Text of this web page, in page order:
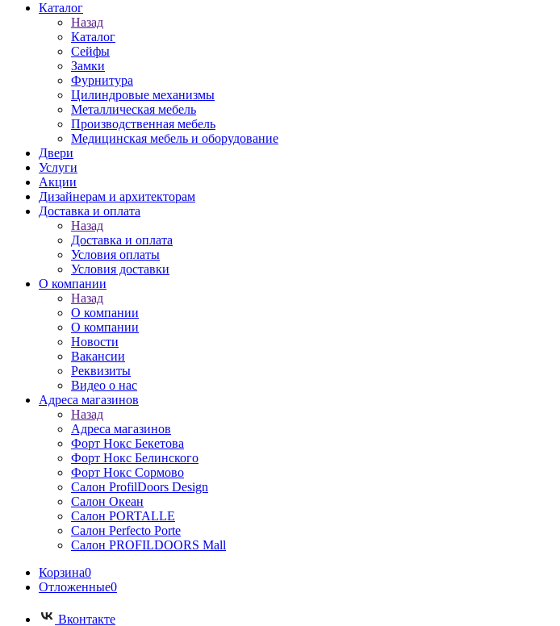
Каталог
Назад
Каталог
Сейфы
Замки
Фурнитура
Цилиндровые механизмы
Металлическая мебель
Производственная мебель
Медицинская мебель и оборудование
Двери
Услуги
Акции
Дизайнерам и архитекторам
Доставка и оплата
Назад
Доставка и оплата
Условия оплаты
Условия доставки
О компании
Назад
О компании
О компании
Новости
Вакансии
Реквизиты
Видео о нас
Адреса магазинов
Назад
Адреса магазинов
Форт Нокс Бекетова
Форт Нокс Белинского
Форт Нокс Сормово
Салон ProfilDoors Design
Салон Океан
Салон PORTALLE
Салон Perfecto Portе
Салон PROFILDOORS Mall
Корзина0
Отложенные0
Вконтакте